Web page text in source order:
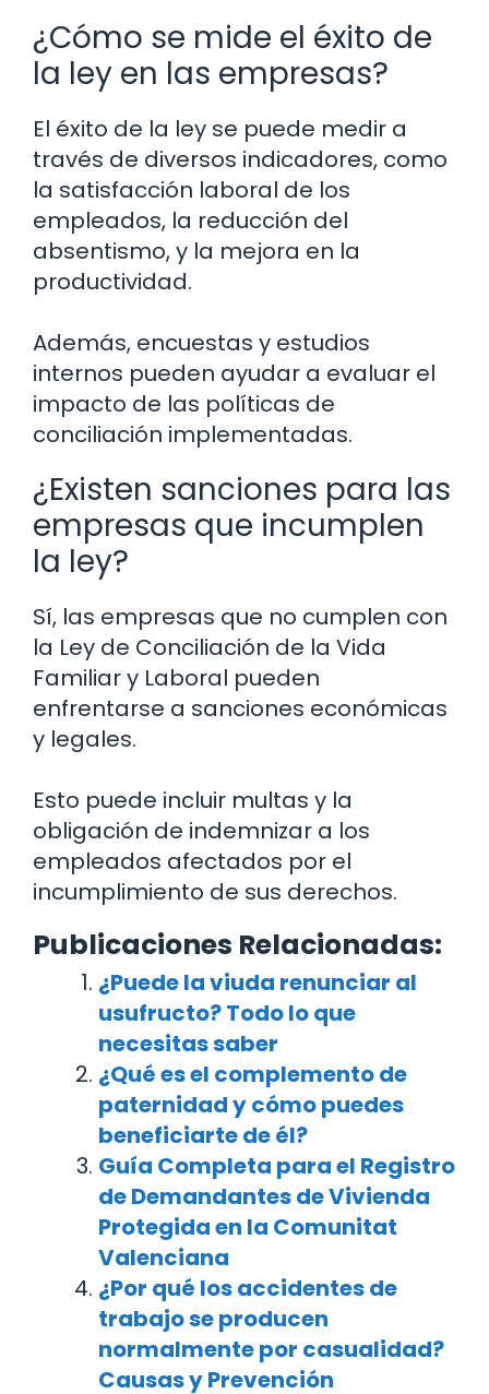
¿Cómo se mide el éxito de
la ley en las empresas?
El éxito de la ley se puede medir a
través de diversos indicadores, como
la satisfacción laboral de los
empleados, la reducción del
absentismo, y la mejora en la
productividad.
Además, encuestas y estudios
internos pueden ayudar a evaluar el
impacto de las políticas de
conciliación implementadas.
¿Existen sanciones para las
empresas que incumplen
la ley?
Sí, las empresas que no cumplen con
la Ley de Conciliación de la Vida
Familiar y Laboral pueden
enfrentarse a sanciones económicas
y legales.
Esto puede incluir multas y la
obligación de indemnizar a los
empleados afectados por el
incumplimiento de sus derechos.
Publicaciones Relacionadas:
¿Puede la viuda renunciar al
usufructo? Todo lo que
necesitas saber
¿Qué es el complemento de
paternidad y cómo puedes
beneficiarte de él?
Guía Completa para el Registro
de Demandantes de Vivienda
Protegida en la Comunitat
Valenciana
¿Por qué los accidentes de
trabajo se producen
normalmente por casualidad?
Causas y Prevención